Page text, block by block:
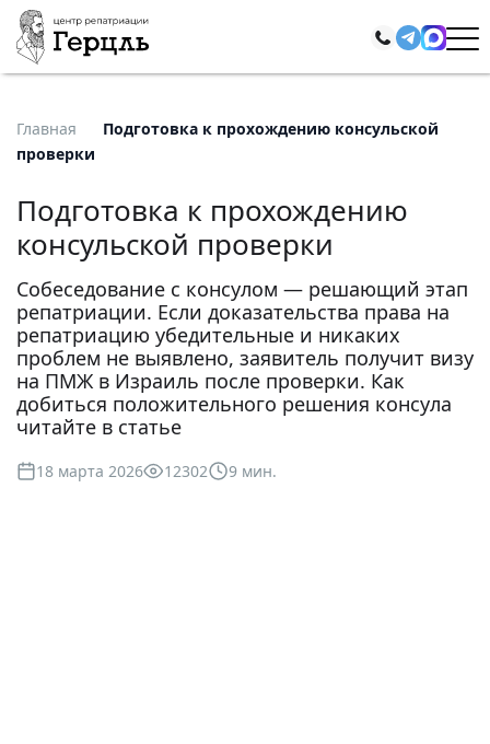
Главная
Подготовка к прохождению консульской
проверки
Подготовка к прохождению
консульской проверки
Собеседование с консулом — решающий этап
репатриации. Если доказательства права на
репатриацию убедительные и никаких
проблем не выявлено, заявитель получит визу
на ПМЖ в Израиль после проверки. Как
добиться положительного решения консула
читайте в статье
18 марта 2026 12302 9 мин.